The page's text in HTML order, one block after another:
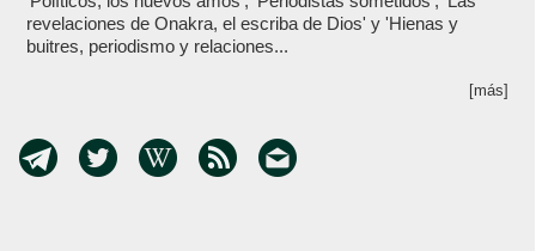
revelaciones de Onakra, el escriba de Dios' y 'Hienas y
buitres, periodismo y relaciones...
[más]